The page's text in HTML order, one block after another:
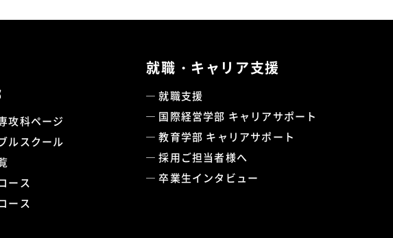
攻科ページ
ルスクール
ース
ース
就職・キャリア支援
就職支援
国際経営学部 キャリアサポート
教育学部 キャリアサポート
採用ご担当者様へ
卒業生インタビュー